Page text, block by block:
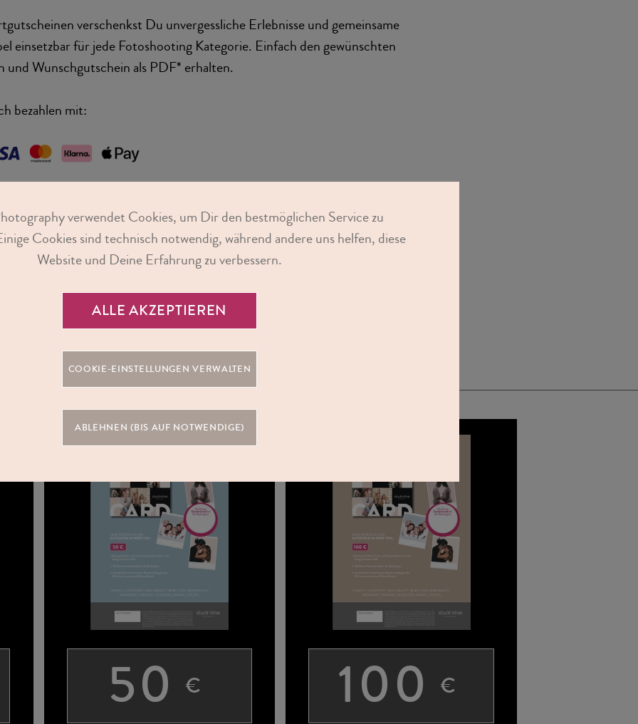
verschenkst Du unvergessliche Erlebnisse und gemeinsame
einsetzbar für jede Fotoshooting Kategorie. Einfach den gewünschten
und Wunschgutschein als PDF* erhalten.
bezahlen mit:
schicken wir Dir Deinen Gutschein als PDF zu. Bei einer Zahlung mit Kreditkarte
Deinen Gutschein direkt per E-Mail. Solltest Du Dich für eine Zahlung über Klarna oder
50€ 100€
verwendet Cookies, um Dir den bestmöglichen Service zu
Cookies sind technisch notwendig, während andere uns helfen, diese
Website und Deine Erfahrung zu verbessern.
ALLE AKZEPTIEREN
COOKIE-EINSTELLUNGEN VERWALTEN
ABLEHNEN (BIS AUF NOTWENDIGE)